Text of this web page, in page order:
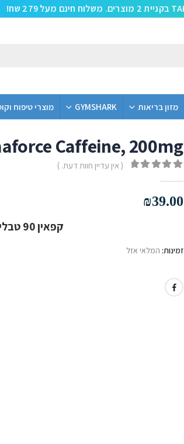
מזון בריאות GYMSHARK מוצרי טיפוח
Caffeine, 200mg
( אין עדיין חוות דעת. )
₪39.00
קפאין 90 טבליות מבית Primaforce
זמינות: המלאי אזל